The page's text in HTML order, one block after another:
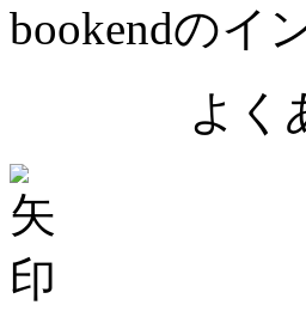
bookendのイ
よくある